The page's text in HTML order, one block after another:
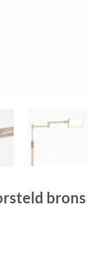
brons